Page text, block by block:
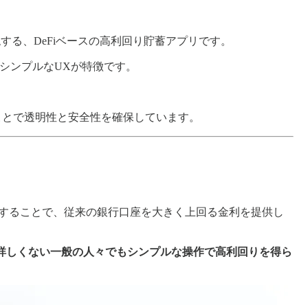
る、DeFiベースの高利回り貯蓄アプリです。
ンプルなUXが特徴です。
で透明性と安全性を確保しています。
ることで、従来の銀行口座を大きく上回る金利を提供し
しくない一般の人々でもシンプルな操作で高利回りを得ら